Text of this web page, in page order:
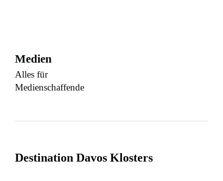
Medien
Alles für
Medienschaffende
Destination Davos Klosters